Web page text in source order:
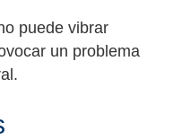
puede vibrar
un problema